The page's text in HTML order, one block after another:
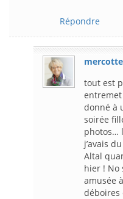
Répondre
mercotte
tout est
entremet
donné à
soirée
photos…
j’avais
Altal
hier ! No
amusée
déboires